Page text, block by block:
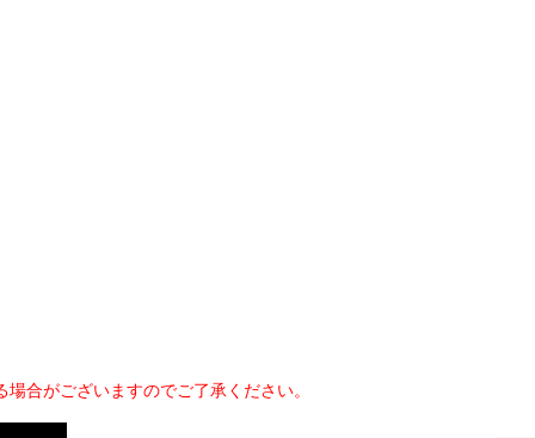
合がございますのでご了承ください。